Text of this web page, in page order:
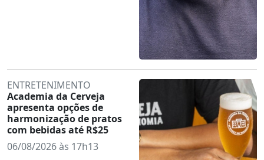
ENTRETENIMENTO
Academia da Cerveja
apresenta opções de
harmonização de pratos
com bebidas até R$25
06/08/2026 às 17h13